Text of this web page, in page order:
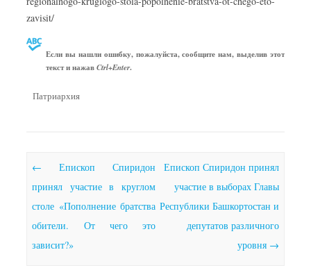
zavisit/
Если вы нашли ошибку, пожалуйста, сообщите нам, выделив этот
текст и нажавCtrl+Enter.
Патриархия
Почтовая навигация
← Епископ Спиридон
принял участие в круглом
столе «Пополнение братства
обители. От чего это
зависит?»
Епископ Спиридон принял
участие в выборах Главы
Республики Башкортостан и
депутатов различного
уровня →